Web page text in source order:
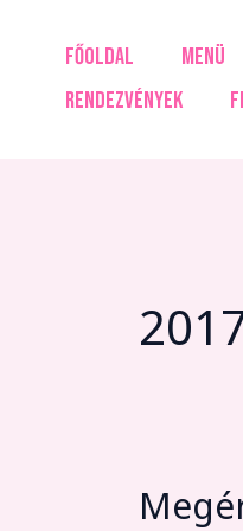
FŐOLDAL MENÜ
RENDEZVÉNYEK